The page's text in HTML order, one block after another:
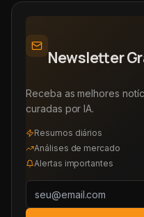
Newsletter
Receba as melhores
curadas por IA.
Resumos diários
Análises de mercado
Alertas importantes